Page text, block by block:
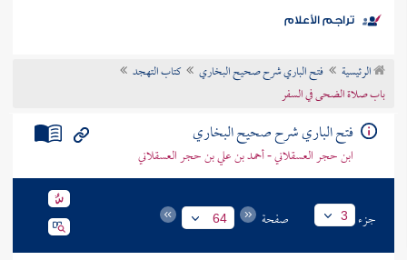
موضوعي
تراجم الأعلام
الرئيسية فتح الباري شرح صحيح البخاري
كتاب التهجد
باب صلاة الضحى في السفر
فتح الباري شرح صحيح البخاري
ابن حجر العسقلاني - أحمد بن علي بن حجر العسقلاني
جزء 3 صفحة 64